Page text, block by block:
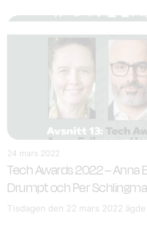
24 mars 2022
Tech Awards 2022 – Anna
Drumpt och Per
Tisdagen den 22 mars 2022